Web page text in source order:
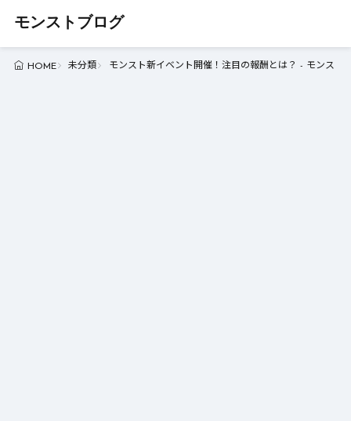
モンストブログ
HOME 未分類 モンスト新イベント開催！注目の報酬とは？ - モンスト